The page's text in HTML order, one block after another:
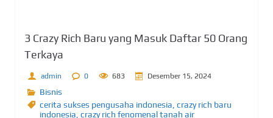
3 Crazy Rich Baru yang Masuk Daftar 50 Orang
Terkaya
admin 0 683 Desember 15, 2024
Bisnis
cerita sukses pengusaha indonesia, crazy rich baru
indonesia, crazy rich fenomenal tanah air